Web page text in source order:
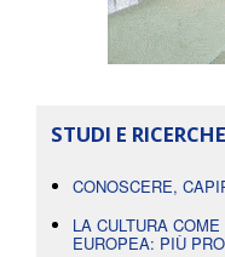
STUDI E RICERCHE
CONOSCERE,
LA CULTURA
EUROPEA: PIÙ